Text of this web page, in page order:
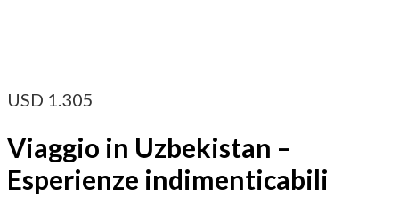
USD 1.305
Viaggio in Uzbekistan –
Esperienze indimenticabili